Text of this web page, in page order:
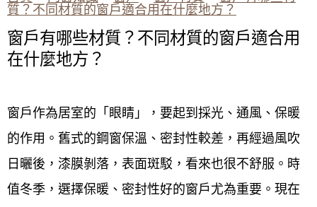
質？不同材質的窗戶適合用在什麼地方？
窗戶有哪些材質？不同材質的窗戶適合用
在什麼地方？
窗戶作為居室的「眼睛」，要起到採光、通風、保暖
的作用。舊式的鋼窗保溫、密封性較差，再經過風吹
日曬後，漆膜剝落，表面斑駁，看來也很不舒服。時
值冬季，選擇保暖、密封性好的窗戶尤為重要。現在